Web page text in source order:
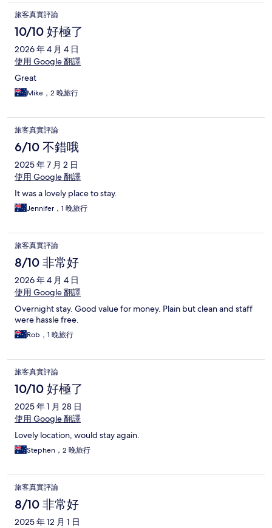
旅客真實評論
10/10 好極了
2026 年 4 月 4 日
使用 Google 翻譯
Great
Mike，2 晚旅行
旅客真實評論
6/10 不錯哦
2025 年 7 月 2 日
使用 Google 翻譯
It was a lovely place to stay.
Jennifer，1 晚旅行
旅客真實評論
8/10 非常好
2026 年 4 月 4 日
使用 Google 翻譯
Overnight stay. Good value for money. Plain but clean and staff
were hassle free.
Rob，1 晚旅行
旅客真實評論
10/10 好極了
2025 年 1 月 28 日
使用 Google 翻譯
Lovely location, would stay again.
Stephen，2 晚旅行
旅客真實評論
8/10 非常好
2025 年 12 月 1 日